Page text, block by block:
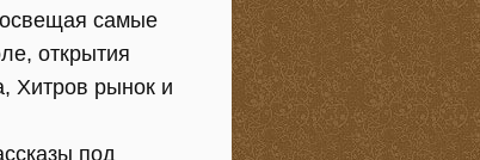
самые
открытия
Хитров рынок и
под